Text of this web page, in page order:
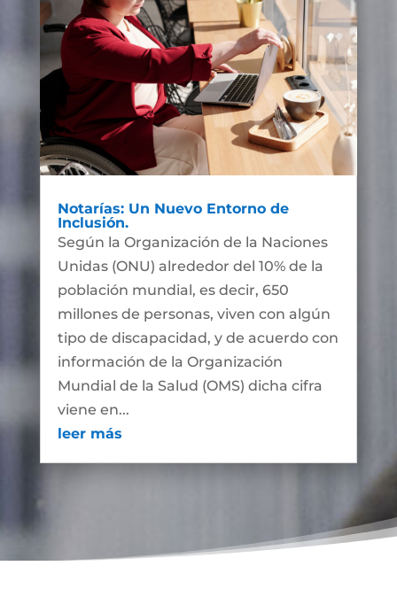
Notarías: Un Nuevo Entorno de
Inclusión.
Según la Organización de la Naciones
Unidas (ONU) alrededor del 10% de la
población mundial, es decir, 650
millones de personas, viven con algún
tipo de discapacidad, y de acuerdo con
información de la Organización
Mundial de la Salud (OMS) dicha cifra
viene en...
leer más